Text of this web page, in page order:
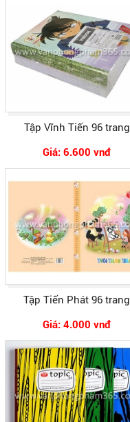
Tập Vĩnh Tiến 96 trang
Giá: 6.600 vnđ
Tập Tiến Phát 96 trang
Giá: 4.000 vnđ